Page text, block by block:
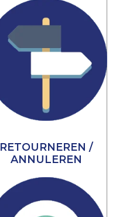
RETOURNEREN /
ANNULEREN